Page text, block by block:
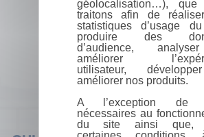
géolocalisation…), que
traitons afin de
statistiques d’usage
produire des
d’audience,
améliorer
utilisateur,
améliorer nos produits.
A l’exception de
nécessaires au
du site ainsi que,